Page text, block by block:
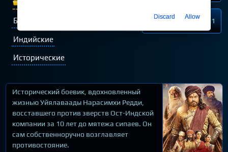
Боевики
Индийские
Исторические
Не нравится 41
Исторический боевик, вдохновленный
жизнью Уйялаваады Нарасимхи Редди,
восставшего против зверств Ост-Индской
компании за 10 лет до мятежа сипаев. Он
сам собственноручно возглавляет
противостояние.
Discard Allow